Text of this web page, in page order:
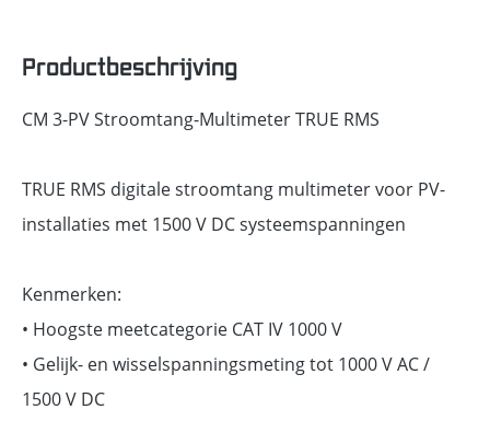
Productbeschrijving
CM 3-PV Stroomtang-Multimeter TRUE RMS
TRUE RMS digitale stroomtang multimeter voor PV-
installaties met 1500 V DC systeemspanningen
Kenmerken:
• Hoogste meetcategorie CAT IV 1000 V
• Gelijk- en wisselspanningsmeting tot 1000 V AC /
1500 V DC